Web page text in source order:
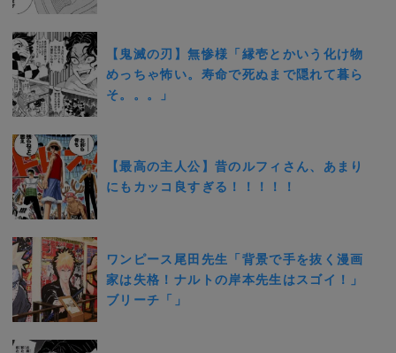
【鬼滅の刃】無惨様「縁壱とかいう化け物
めっちゃ怖い。寿命で死ぬまで隠れて暮ら
そ。。。」
【最高の主人公】昔のルフィさん、あまり
にもカッコ良すぎる！！！！！
ワンピース尾田先生「背景で手を抜く漫画
家は失格！ナルトの岸本先生はスゴイ！」
ブリーチ「」